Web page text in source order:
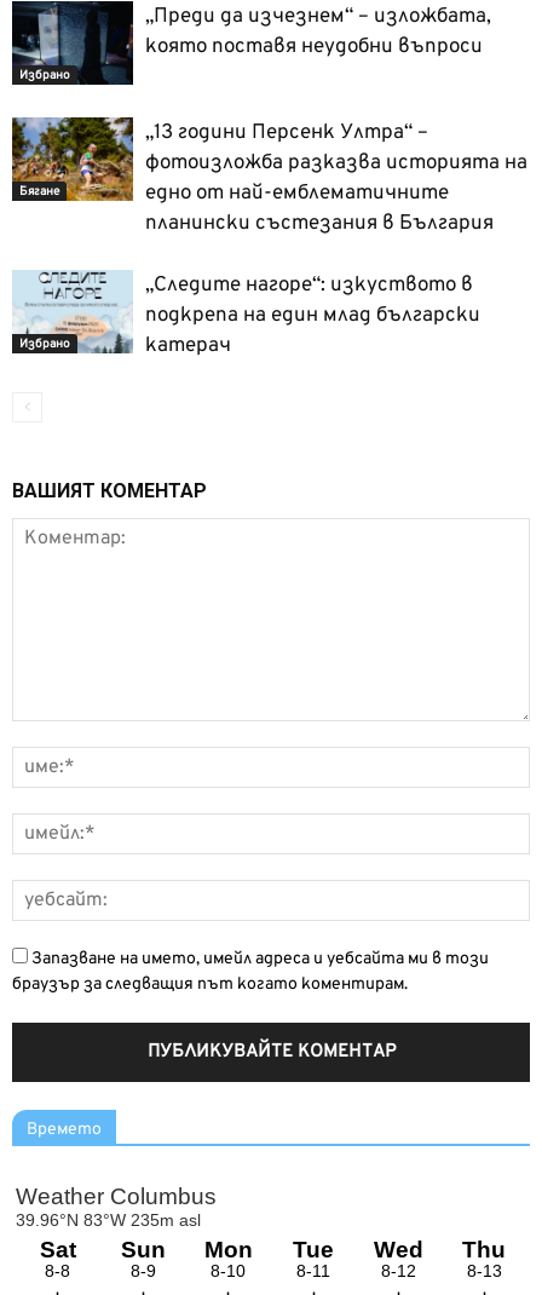
Избрано
„Преди да изчезнем“ – изложбата,
която поставя неудобни въпроси
Бягане
„13 години Персенк Ултра“ –
фотоизложба разказва историята на
едно от най-емблематичните
планински състезания в България
Избрано
„Следите нагоре“: изкуството в
подкрепа на един млад български
катерач
ВАШИЯТ КОМЕНТАР
Запазване на името, имейл адреса и уебсайта ми в този
браузър за следващия път когато коментирам.
Времето